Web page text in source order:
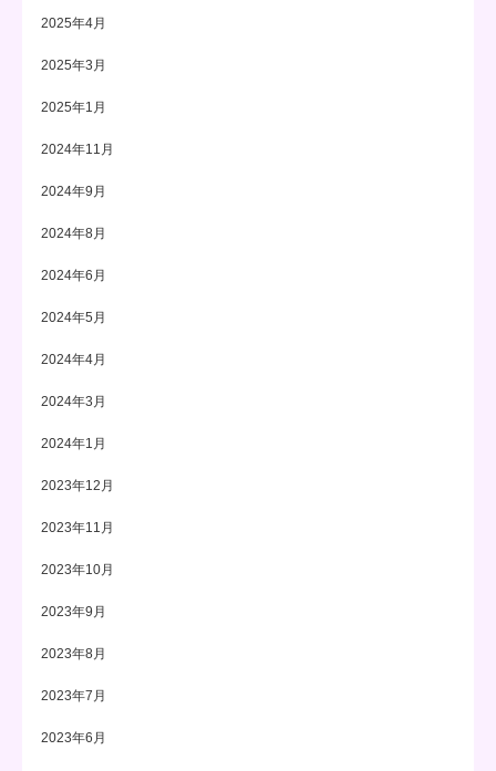
2025年4月
2025年3月
2025年1月
2024年11月
2024年9月
2024年8月
2024年6月
2024年5月
2024年4月
2024年3月
2024年1月
2023年12月
2023年11月
2023年10月
2023年9月
2023年8月
2023年7月
2023年6月